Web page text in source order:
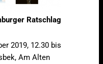
Ratschlag
2019, 12.30 bis
Am Alten